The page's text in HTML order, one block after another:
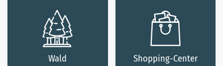
Wald Shopping-Center